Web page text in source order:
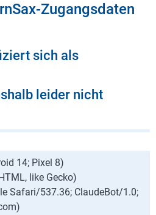
Zugangsdaten
sich als
leider nicht
14; Pixel 8)
like Gecko)
Safari/537.36; ClaudeBot/1.0;